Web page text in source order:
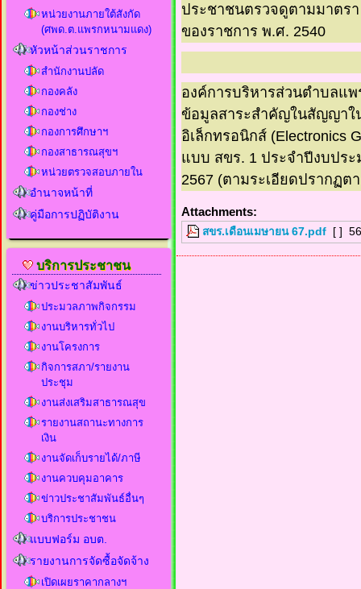
ประชาชนตรวจดูตามมาตร
ของราชการ พ.ศ. 2540
องค์การบริหารส่วนตำบลแ
ข้อมูลสาระสำคัญในสัญญาใ
อิเล็กทรอนิกส์ (Electronics
แบบ สขร. 1 ประจำปีงบปร
2567 (ตามระเอียดปรากฏต
Attachments:
สขร.เดือนเมษายน 67.pdf [ ]
หน่วยงานภายใต้สังกัด
(ศพด.ต.แพรกหนามแดง)
หัวหน้าส่วนราชการ
สำนักงานปลัด
กองคลัง
กองช่าง
กองการศึกษาฯ
กองสาธารณสุขฯ
หน่วยตรวจสอบภายใน
อำนาจหน้าที่
คู่มือการปฏิบัติงาน
บริการประชาชน
ข่าวประชาสัมพันธ์
ประมวลภาพกิจกรรม
งานบริหารทั่วไป
งานโครงการ
กิจการสภา/รายงาน
ประชุม
งานส่งเสริมสาธารณสุข
รายงานสถานะทางการ
เงิน
งานจัดเก็บรายได้/ภาษี
งานควบคุมอาคาร
ข่าวประชาสัมพันธ์อื่นๆ
บริการประชาชน
แบบฟอร์ม อบต.
รายงานการจัดซื้อจัดจ้าง
เปิดเผยราคากลางฯ